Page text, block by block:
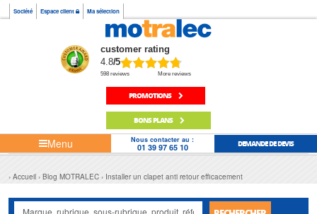
Société Espace client Ma sélection
customer rating
4.8/5
598 reviews More reviews
PROMOTIONS
BONS PLANS
Menu Nous contacter au :
01 39 97 65 10 DEMANDE DE DEVIS
Accueil Blog MOTRALEC Installer un clapet anti retour efficacement